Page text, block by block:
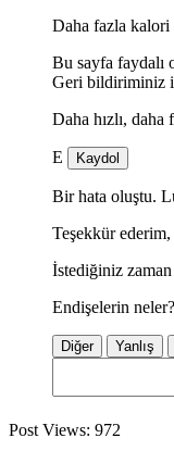
Daha fazla kalori
Bu sayfa faydalı
Geri bildiriminiz
Daha hızlı,
E Kaydol
Bir hata oluştu.
Teşekkür ederim,
İstediğiniz
Endişelerin neler?
Diğer Yanlış
Post Views: 972